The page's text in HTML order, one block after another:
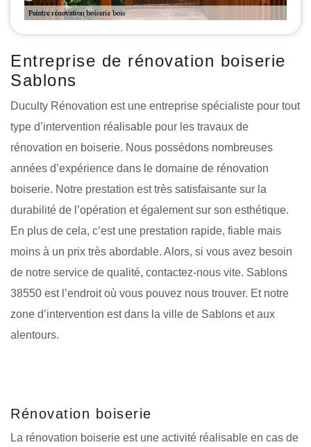
Entreprise de rénovation boiserie
Sablons
Duculty Rénovation est une entreprise spécialiste pour tout
type d’intervention réalisable pour les travaux de
rénovation en boiserie. Nous possédons nombreuses
années d’expérience dans le domaine de rénovation
boiserie. Notre prestation est très satisfaisante sur la
durabilité de l’opération et également sur son esthétique.
En plus de cela, c’est une prestation rapide, fiable mais
moins à un prix très abordable. Alors, si vous avez besoin
de notre service de qualité, contactez-nous vite. Sablons
38550 est l’endroit où vous pouvez nous trouver. Et notre
zone d’intervention est dans la ville de Sablons et aux
alentours.
Rénovation boiserie
La rénovation boiserie est une activité réalisable en cas de